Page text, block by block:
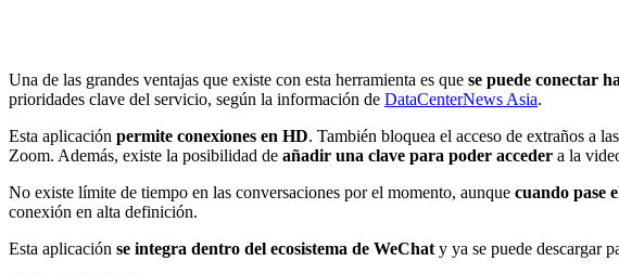
Una de las grandes ventajas que existe con esta herramienta es que se puede conectar
prioridades clave del servicio, según la información de DataCenterNews Asia.
Esta aplicación permite conexiones en HD. También bloquea el acceso de extraños a
Zoom. Además, existe la posibilidad de añadir una clave para poder acceder a la
No existe límite de tiempo en las conversaciones por el momento, aunque cuando pase
conexión en alta definición.
Esta aplicación se integra dentro del ecosistema de WeChat y ya se puede descargar